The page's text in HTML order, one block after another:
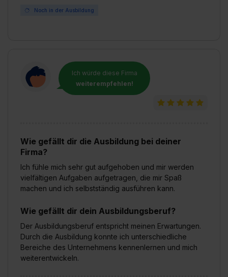
Noch in der Ausbildung
Ich würde diese Firma
weiterempfehlen!
Wie gefällt dir die Ausbildung bei deiner
Firma?
Ich fühle mich sehr gut aufgehoben und mir werden
vielfältigen Aufgaben aufgetragen, die mir Spaß
machen und ich selbstständig ausführen kann.
Wie gefällt dir dein Ausbildungsberuf?
Der Ausbildungsberuf entspricht meinen Erwartungen.
Durch die Ausbildung konnte ich unterschiedliche
Bereiche des Unternehmens kennenlernen und mich
weiterentwickeln.